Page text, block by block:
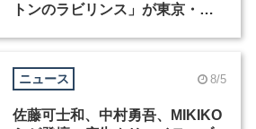
トンのラビリンス」が東京・豊
ニュース 8/5
佐藤可士和、中村勇吾、MIKIKO